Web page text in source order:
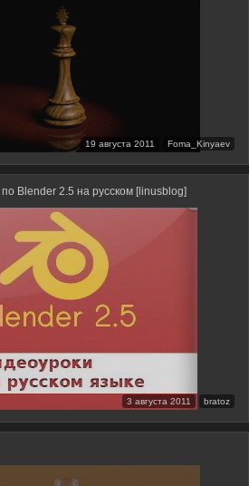
19 августа 2011 Foma_Kinyaev
Blender 2.5 на русском [linusblog]
3 августа 2011 bratoz